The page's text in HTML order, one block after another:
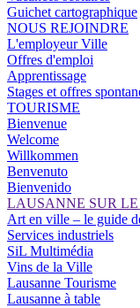
Guichet cartographique
NOUS REJOINDRE
L'employeur Ville
Offres d'emploi
Apprentissage
Stages et offres
TOURISME
Bienvenue
Welcome
Willkommen
Benvenuto
Bienvenido
LAUSANNE SUR LE
Art en ville – le guide
Services industriels
SiL Multimédia
Vins de la Ville
Lausanne Tourisme
Lausanne à table